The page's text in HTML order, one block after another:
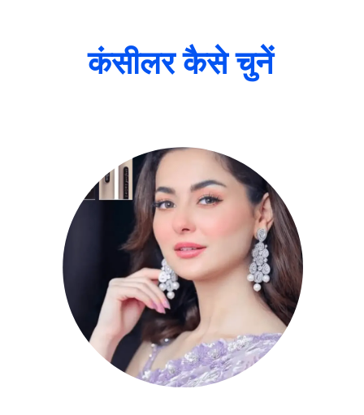
कंसीलर कैसे चुनें